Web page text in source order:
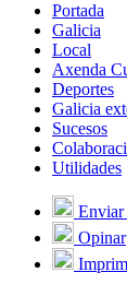
Portada
Galicia
Local
Axenda
Deportes
Galicia
Sucesos
Utilidades
Enviar
Opinar